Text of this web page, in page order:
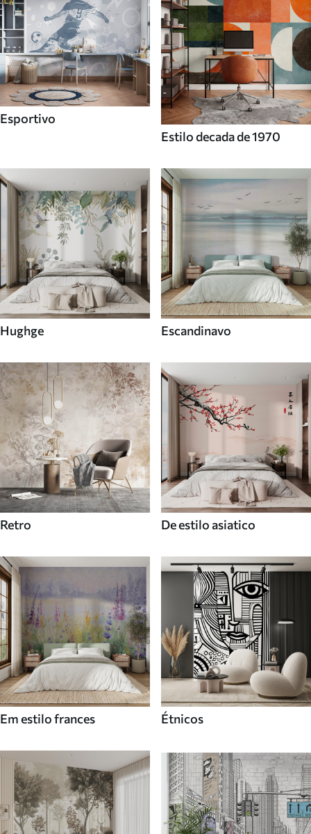
Esportivo
Estilo decada de 1970
Hughge Escandinavo
Retro De estilo asiatico
Em estilo frances Étnicos